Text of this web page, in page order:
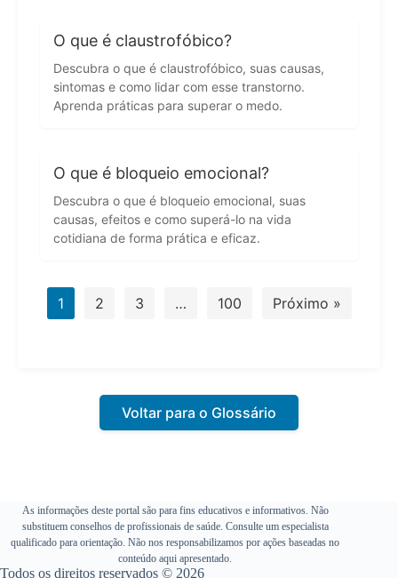
O que é claustrofóbico?
Descubra o que é claustrofóbico, suas causas,
sintomas e como lidar com esse transtorno.
Aprenda práticas para superar o medo.
O que é bloqueio emocional?
Descubra o que é bloqueio emocional, suas
causas, efeitos e como superá-lo na vida
cotidiana de forma prática e eficaz.
1 2 3 … 100 Próximo »
Voltar para o Glossário
As informações deste portal são para fins educativos e informativos. Não
substituem conselhos de profissionais de saúde. Consulte um especialista
qualificado para orientação. Não nos responsabilizamos por ações baseadas no
conteúdo aqui apresentado.
Todos os direitos reservados © 2026